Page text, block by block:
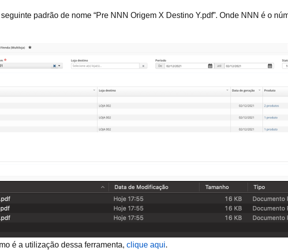
padrão de nome “Pre NNN Origem X Destino Y.pdf”. Onde NNN é o
é a utilização dessa ferramenta, clique aqui.